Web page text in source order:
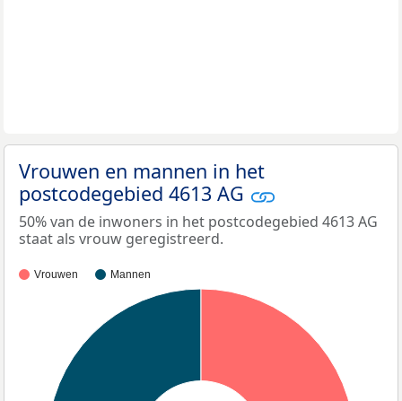
Vrouwen en mannen in het
postcodegebied 4613 AG
50% van de inwoners in het postcodegebied 4613 AG
staat als vrouw geregistreerd.
Vrouwen Mannen